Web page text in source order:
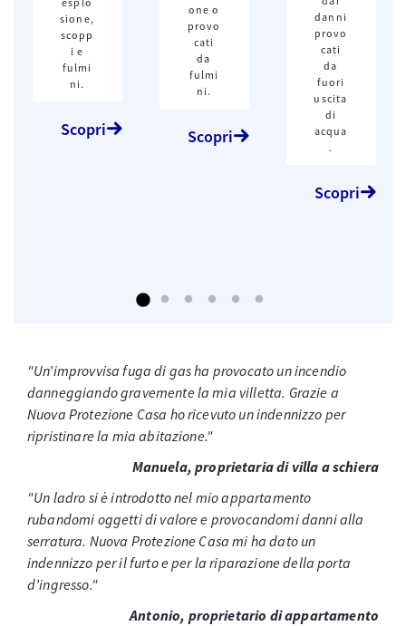
sione,
scopp
i e
fulmi
ni.
Scopri
one o
provo
cati
da
fulmi
ni.
Scopri
danni
provo
cati
da
fuori
uscita
di
acqua
.
Scopri
"Un’improvvisa fuga di gas ha provocato un incendio
danneggiando gravemente la mia villetta. Grazie a
Nuova Protezione Casa ho ricevuto un indennizzo per
ripristinare la mia abitazione."
Manuela, proprietaria di villa a schiera
"Un ladro si è introdotto nel mio appartamento
rubandomi oggetti di valore e provocandomi danni alla
serratura. Nuova Protezione Casa mi ha dato un
indennizzo per il furto e per la riparazione della porta
d’ingresso."
Antonio, proprietario di appartamento